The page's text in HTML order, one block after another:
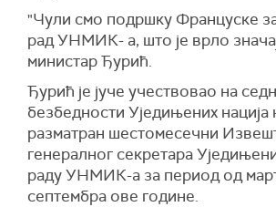
"Чули смо подршку Француске
рад УНМИК- а, што је врло
министар Ђурић.
Ђурић је јуче учествовао на
безбедности Уједињених нација
разматран шестомесечни
генералног секретара
раду УНМИК-а за период од
септембра ове године.